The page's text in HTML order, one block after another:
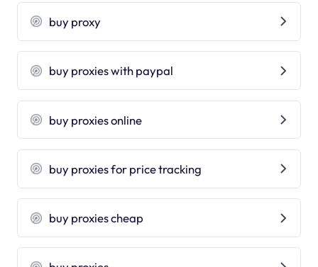
buy proxy
buy proxies with paypal
buy proxies online
buy proxies for price tracking
buy proxies cheap